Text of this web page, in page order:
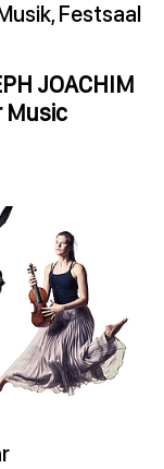
Festsaal
JOACHIM
Music